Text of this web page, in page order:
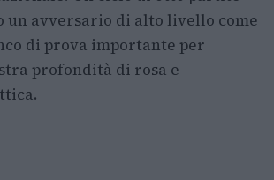
un avversario di alto livello come
di prova importante per
profondità di rosa e